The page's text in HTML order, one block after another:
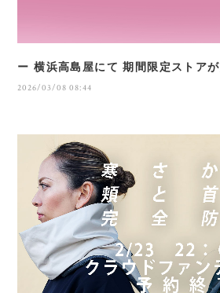
ー 横浜高島屋にて 期間限定ストア
2026/03/08 08:44